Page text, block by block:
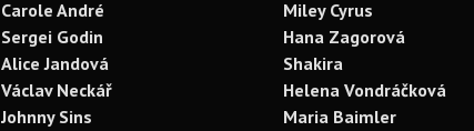
Carole André
Sergei Godin
Alice Jandová
Václav Neckář
Johnny Sins
Miley Cyrus
Hana Zagorová
Shakira
Helena Vondráčková
Maria Baimler